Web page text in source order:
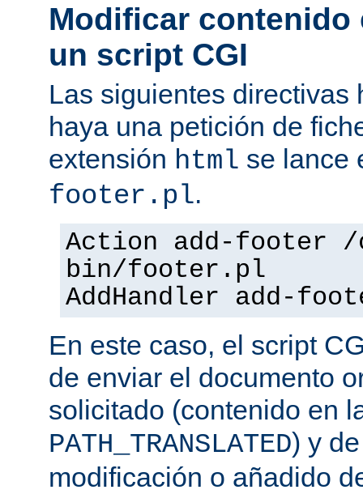
Modificar
un script CGI
Las siguientes directivas
haya una petición de
extensión html se lance
footer.pl.
Action add-footer
bin/footer.pl
AddHandler add-
En este caso, el script
de enviar el documento
solicitado (contenido en
PATH_TRANSLATED) y
modificación o añadido